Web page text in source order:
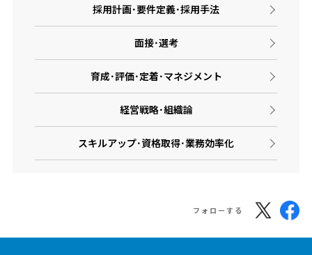
採用計画･要件定義･採用手法
面接･選考
育成･評価･定着･マネジメント
経営戦略･組織論
スキルアップ･資格取得･業務効率化
フォローする